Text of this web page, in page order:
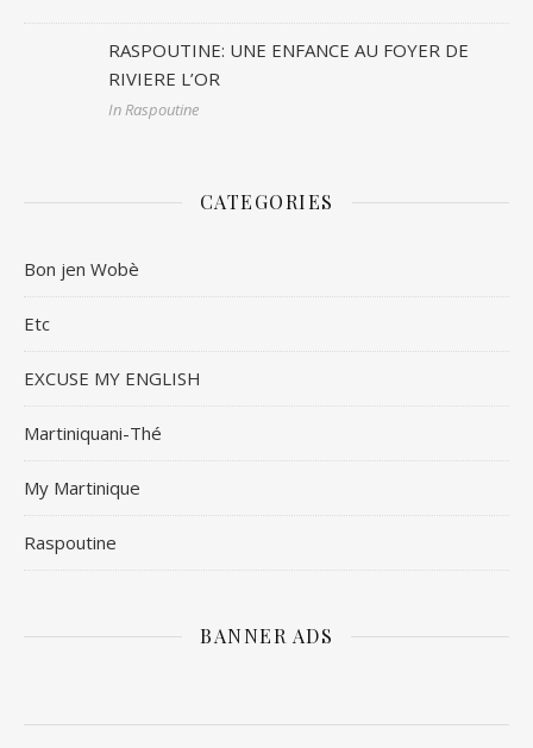
RASPOUTINE: UNE ENFANCE AU FOYER DE
RIVIERE L’OR
In Raspoutine
CATEGORIES
Bon jen Wobè
Etc
EXCUSE MY ENGLISH
Martiniquani-Thé
My Martinique
Raspoutine
BANNER ADS